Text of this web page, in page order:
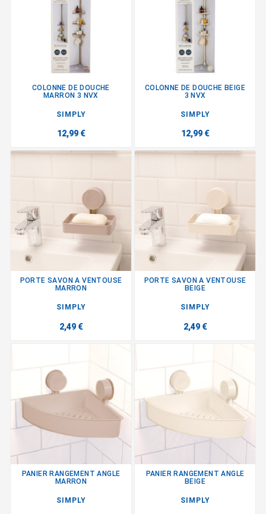
COLONNE DE DOUCHE
MARRON 3 NVX
SIMPLY
12,99 €
COLONNE DE DOUCHE BEIGE
3 NVX
SIMPLY
12,99 €
PORTE SAVON A VENTOUSE
MARRON
SIMPLY
2,49 €
PORTE SAVON A VENTOUSE
BEIGE
SIMPLY
2,49 €
PANIER RANGEMENT ANGLE
MARRON
SIMPLY
PANIER RANGEMENT ANGLE
BEIGE
SIMPLY